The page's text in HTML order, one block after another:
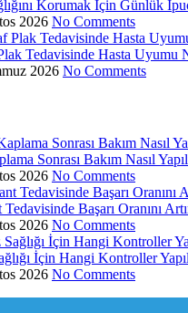
Korumak İçin Günlük
2026 No Comments
Tedavisinde Hasta Uyumu
2026 No Comments
Sonrası Bakım Nasıl
2026 No Comments
Başarı Oranını
2026 No Comments
İçin Hangi Kontroller
2026 No Comments